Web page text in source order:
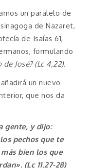
un paralelo de
de Nazaret,
de Isaías 61,
formulando
José? (Lc 4,22).
un nuevo
que nos da
gente, y dijo:
pechos que te
bien los que
(Lc 11,27-28)